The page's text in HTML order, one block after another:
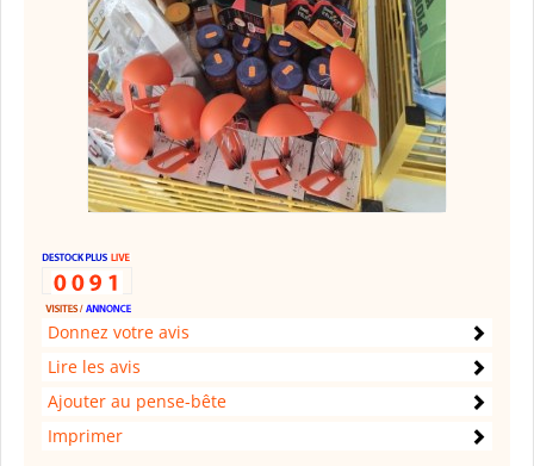
Donnez votre avis
Lire les avis
Ajouter au pense-bête
Imprimer